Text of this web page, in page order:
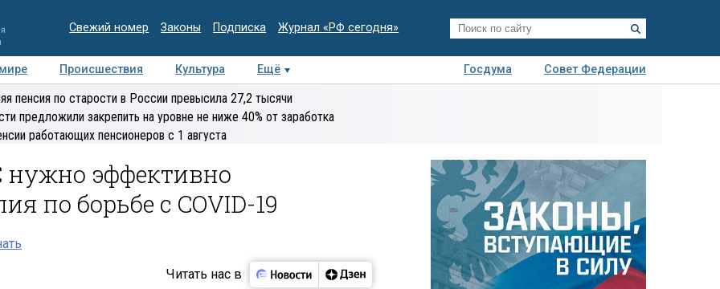
Свежий номер Законы Подписка Журнал «РФ сегодня»
Происшествия Культура Ещё Госдума
Совет Федерации
Медиацентр
Интервью Колумнисты
пенсия по старости в России превысила 27,2 тысячи
предложили закрепить на уровне не ниже 40% от заработка
работающих пенсионеров с 1 августа
эффективно
по борьбе с COVID-19
Читать нас в